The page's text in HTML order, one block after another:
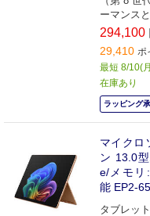
ーマンス
も、遊び
294,100
29,410 ポ
最短 8/10(
在庫あり
ラッピング
マイクロ
ン 13.0
e/メモリ
能 EP2-
タブレッ